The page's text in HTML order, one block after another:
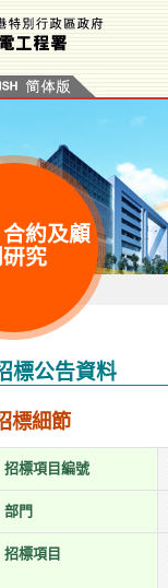
約及顧
研究
標公告資料
標細節
招標項目編號
部門
招標項目